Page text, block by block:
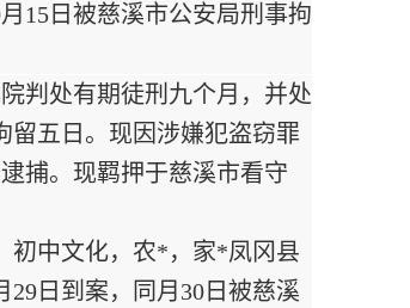
15日被慈溪市公安局刑事拘
判处有期徒刑九个月，并处
留五日。现因涉嫌犯盗窃罪
捕。现羁押于慈溪市看守
初中文化，农*，家*凤冈县
日到案，同月30日被慈溪